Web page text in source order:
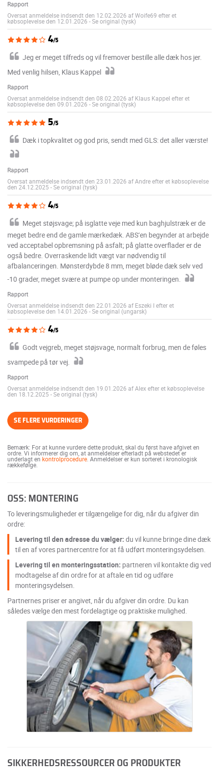
Rapport
Oversat anmeldelse indsendt den 12.02.2026 af Woife69 efter et
købsoplevelse den 12.01.2026 -Se original (tysk)
4/5
Jeg er meget tilfreds og vil fremover bestille alle dæk hos jer.
Med venlig hilsen, Klaus Kappel
Rapport
Oversat anmeldelse indsendt den 08.02.2026 af Klaus Kappel efter et
købsoplevelse den 09.01.2026 -Se original (tysk)
5/5
Dæk i topkvalitet og god pris, sendt med GLS: det aller værste!
Rapport
Oversat anmeldelse indsendt den 23.01.2026 af Andre efter et købsoplevelse
den 24.12.2025 -Se original (tysk)
4/5
Meget støjsvage; på isglatte veje med kun baghjulstræk er de
meget bedre end de gamle mærkedæk. ABS’en begynder at arbejde
ved acceptabel opbremsning på asfalt; på glatte overflader er de
også bedre. Overraskende lidt vægt var nødvendig til
afbalanceringen. Mønsterdybde 8 mm, meget bløde dæk selv ved
-10 grader, meget svære at pumpe op under monteringen.
Rapport
Oversat anmeldelse indsendt den 22.01.2026 af Eszeki I efter et
købsoplevelse den 14.01.2026 -Se original (ungarsk)
4/5
Godt vejgreb, meget støjsvage, normalt forbrug, men de føles
svampede på tør vej.
Rapport
Oversat anmeldelse indsendt den 19.01.2026 af Alex efter et købsoplevelse
den 18.12.2025 -Se original (tysk)
SE FLERE VURDERINGER
Bemærk: For at kunne vurdere dette produkt, skal du først have afgivet en
ordre. Vi informerer dig om, at anmeldelser efterladt på webstedet er
underlagt en kontrolprocedure . Anmeldelser er kun sorteret i kronologisk
rækkefølge.
OSS: MONTERING
To leveringsmuligheder er tilgængelige for dig, når du afgiver din
ordre:
Levering til den adresse du vælger: du vil kunne bringe dine dæk
til en af vores partnercentre for at få udført monteringsydelsen.
Levering til en monteringsstation: partneren vil kontakte dig ved
modtagelse af din ordre for at aftale en tid og udføre
monteringsydelsen.
Partnernes priser er angivet, når du afgiver din ordre. Du kan
således vælge den mest fordelagtige og praktiske mulighed.
SIKKERHEDSRESSOURCER OG PRODUKTER